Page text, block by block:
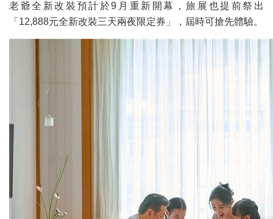
老爺全新改裝預計於9月重新開幕，旅展也提前祭出
「12,888元全新改裝三天兩夜限定券」，屆時可搶先體驗。